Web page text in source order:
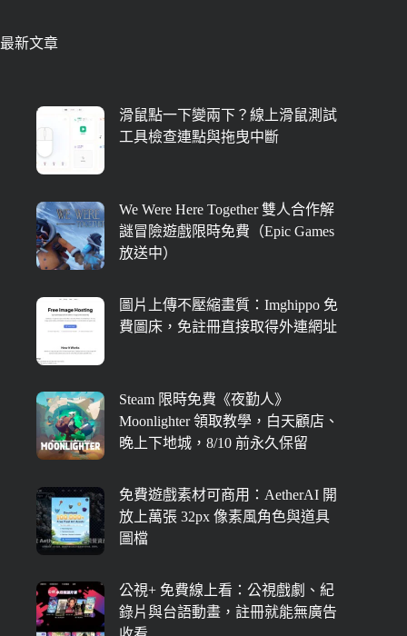
最新文章
滑鼠點一下變兩下？線上滑鼠測試
工具檢查連點與拖曳中斷
We Were Here Together 雙人合作解
謎冒險遊戲限時免費（Epic Games
放送中）
圖片上傳不壓縮畫質：Imghippo 免
費圖床，免註冊直接取得外連網址
Steam 限時免費《夜勤人》
Moonlighter 領取教學，白天顧店、
晚上下地城，8/10 前永久保留
免費遊戲素材可商用：AetherAI 開
放上萬張 32px 像素風角色與道具
圖檔
公視+ 免費線上看：公視戲劇、紀
錄片與台語動畫，註冊就能無廣告